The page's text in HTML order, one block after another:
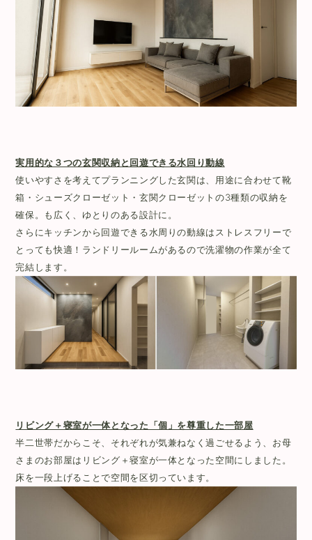
実用的な３つの玄関収納と回遊できる水回り動線
使いやすさを考えてプランニングした玄関は、用途に合わせて靴
箱・シューズクローゼット・玄関クローゼットの3種類の収納を
確保。も広く、ゆとりのある設計に。
さらにキッチンから回遊できる水周りの動線はストレスフリーで
とっても快適！ランドリールームがあるので洗濯物の作業が全て
完結します。
リビング＋寝室が一体となった「個」を尊重した一部屋
半二世帯だからこそ、それぞれが気兼ねなく過ごせるよう、お母
さまのお部屋はリビング＋寝室が一体となった空間にしました。
床を一段上げることで空間を区切っています。